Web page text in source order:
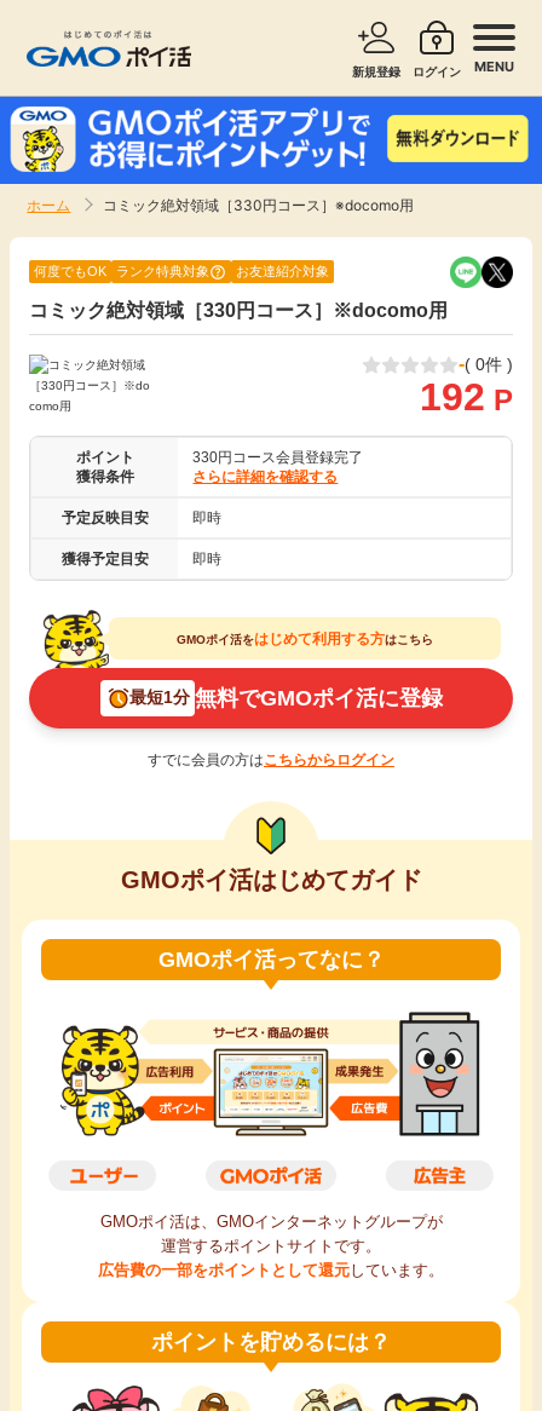
新規登録 ログイン MENU
ホーム コミック絶対領域［330円コース］※docomo用
新着
高還元
無料
即日還元
ゲーム
ポイ活お得情報
カード比較
毎日ゲット
特集一覧
GMOポイ活の使い方
ヘルプセンター
サービスで探す ショッピングで探す
無料サービス
エンタメ
クレジットカード
暮らし
引っ越し
買取・査定
学び
進学・教育
美容・健康
銀行・金融・投資
家計の固定費
何度でもOK ランク特典対象 お友達紹介対象
コミック絶対領域［330円コース］※docomo用
-( 0件 )
192 P
ポイント
獲得条件
330円コース会員登録完了
さらに詳細を確認する
予定反映目安 即時
獲得予定目安 即時
GMOポイ活をはじめて利用する方はこちら
最短1分 無料でGMOポイ活に登録
すでに会員の方はこちらからログイン
GMOポイ活はじめてガイド
GMOポイ活ってなに？
GMOポイ活は、GMOインターネットグループが
運営するポイントサイトです。
広告費の一部をポイントとして還元しています。
ポイントを貯めるには？